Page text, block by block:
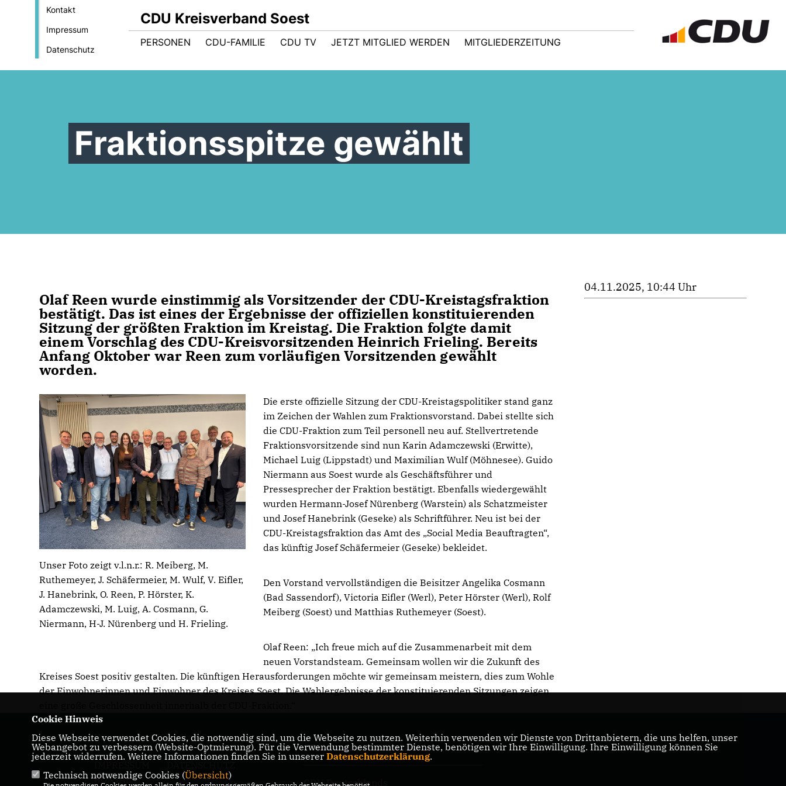
Kontakt
Impressum
Datenschutz
CDU Kreisverband Soest
PERSONEN CDU-FAMILIE CDU TV JETZT MITGLIED WERDEN MITGLIEDERZEITUNG
Fraktionsspitze gewählt
Olaf Reen wurde einstimmig als Vorsitzender der CDU-Kreistagsfraktion
bestätigt. Das ist eines der Ergebnisse der offiziellen konstituierenden
Sitzung der größten Fraktion im Kreistag. Die Fraktion folgte damit
einem Vorschlag des CDU-Kreisvorsitzenden Heinrich Frieling. Bereits
Anfang Oktober war Reen zum vorläufigen Vorsitzenden gewählt
worden.
Unser Foto zeigt v.l.n.r.: R. Meiberg, M.
Ruthemeyer, J. Schäfermeier, M. Wulf, V. Eifler,
J. Hanebrink, O. Reen, P. Hörster, K.
Adamczewski, M. Luig, A. Cosmann, G.
Niermann, H-J. Nürenberg und H. Frieling.
Die erste offizielle Sitzung der CDU-Kreistagspolitiker stand ganz
im Zeichen der Wahlen zum Fraktionsvorstand. Dabei stellte sich
die CDU-Fraktion zum Teil personell neu auf. Stellvertretende
Fraktionsvorsitzende sind nun Karin Adamczewski (Erwitte),
Michael Luig (Lippstadt) und Maximilian Wulf (Möhnesee). Guido
Niermann aus Soest wurde als Geschäftsführer und
Pressesprecher der Fraktion bestätigt. Ebenfalls wiedergewählt
wurden Hermann-Josef Nürenberg (Warstein) als Schatzmeister
und Josef Hanebrink (Geseke) als Schriftführer. Neu ist bei der
CDU-Kreistagsfraktion das Amt des „Social Media Beauftragten“,
das künftig Josef Schäfermeier (Geseke) bekleidet.
Den Vorstand vervollständigen die Beisitzer Angelika Cosmann
(Bad Sassendorf), Victoria Eifler (Werl), Peter Hörster (Werl), Rolf
Meiberg (Soest) und Matthias Ruthemeyer (Soest).
Olaf Reen: „Ich freue mich auf die Zusammenarbeit mit dem
neuen Vorstandsteam. Gemeinsam wollen wir die Zukunft des
Kreises Soest positiv gestalten. Die künftigen Herausforderungen möchte wir gemeinsam meistern, dies zum Wohle
der Einwohnerinnen und Einwohner des Kreises Soest. Die Wahlergebnisse der konstituierenden Sitzungen zeigen
04.11.2025, 10:44 Uhr
Homepage der CDU im Kreis Soest
KONTAKT
CDU Nordrhein-Westfalen
CDU Deutschlands
Cookie Hinweis
Diese Webseite verwendet Cookies, die notwendig sind, um die Webseite zu nutzen. Weiterhin verwenden wir Dienste von Drittanbietern, die uns helfen, unser
Webangebot zu verbessern (Website-Optmierung). Für die Verwendung bestimmter Dienste, benötigen wir Ihre Einwilligung. Ihre Einwilligung können Sie
jederzeit widerrufen. Weitere Informationen finden Sie in unserer Datenschutzerklärung.
Technisch notwendige Cookies (Übersicht)